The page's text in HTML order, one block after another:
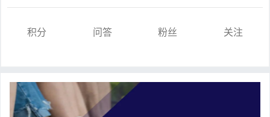
积分 问答 粉丝 关注